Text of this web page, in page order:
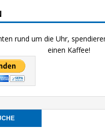
rund um die Uhr,
einen Kaffee!